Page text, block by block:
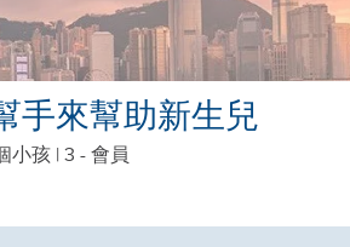
手來幫助新生兒
小孩 | 3 - 會員